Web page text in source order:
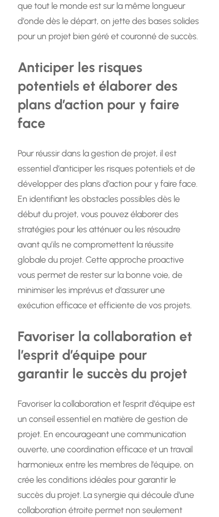
que tout le monde est sur la même longueur
d’onde dès le départ, on jette des bases solides
pour un projet bien géré et couronné de succès.
Anticiper les risques
potentiels et élaborer des
plans d’action pour y faire
face
Pour réussir dans la gestion de projet, il est
essentiel d’anticiper les risques potentiels et de
développer des plans d’action pour y faire face.
En identifiant les obstacles possibles dès le
début du projet, vous pouvez élaborer des
stratégies pour les atténuer ou les résoudre
avant qu’ils ne compromettent la réussite
globale du projet. Cette approche proactive
vous permet de rester sur la bonne voie, de
minimiser les imprévus et d’assurer une
exécution efficace et efficiente de vos projets.
Favoriser la collaboration et
l’esprit d’équipe pour
garantir le succès du projet
Favoriser la collaboration et l’esprit d’équipe est
un conseil essentiel en matière de gestion de
projet. En encourageant une communication
ouverte, une coordination efficace et un travail
harmonieux entre les membres de l’équipe, on
crée les conditions idéales pour garantir le
succès du projet. La synergie qui découle d’une
collaboration étroite permet non seulement